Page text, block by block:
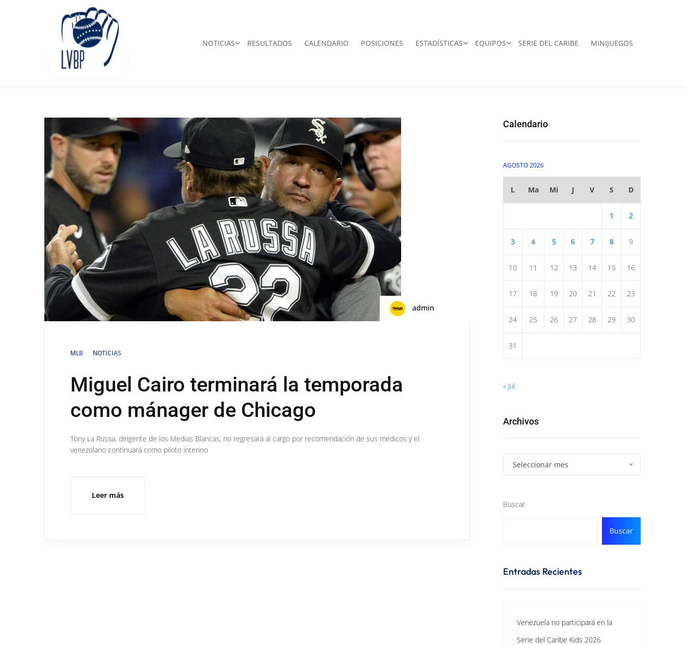
NOTICIAS RESULTADOS CALENDARIO POSICIONES ESTADÍSTICAS EQUIPOS SERIE DEL CARIBE MINIJUEGOS
admin
MLB NOTICIAS
Miguel Cairo terminará la temporada
como mánager de Chicago
Tony La Russa, dirigente de los Medias Blancas, no regresará al cargo por recomendación de sus médicos y el
venezolano continuará como piloto interino
Leer más
Calendario
AGOSTO 2026
L Ma Mi J V S D
1 2
3 4 5 6 7 8 9
10 11 12 13 14 15 16
17 18 19 20 21 22 23
24 25 26 27 28 29 30
31
« Jul
Archivos
Seleccionar mes
Buscar
Buscar
Entradas Recientes
Venezuela no participará en la
Serie del Caribe Kids 2026